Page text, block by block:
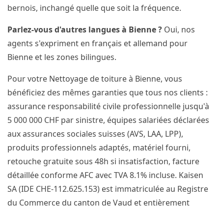
bernois, inchangé quelle que soit la fréquence.
Parlez-vous d'autres langues à Bienne ? Oui, nos
agents s'expriment en français et allemand pour
Bienne et les zones bilingues.
Pour votre Nettoyage de toiture à Bienne, vous
bénéficiez des mêmes garanties que tous nos clients :
assurance responsabilité civile professionnelle jusqu'à
5 000 000 CHF par sinistre, équipes salariées déclarées
aux assurances sociales suisses (AVS, LAA, LPP),
produits professionnels adaptés, matériel fourni,
retouche gratuite sous 48h si insatisfaction, facture
détaillée conforme AFC avec TVA 8.1% incluse. Kaisen
SA (IDE CHE-112.625.153) est immatriculée au Registre
du Commerce du canton de Vaud et entièrement